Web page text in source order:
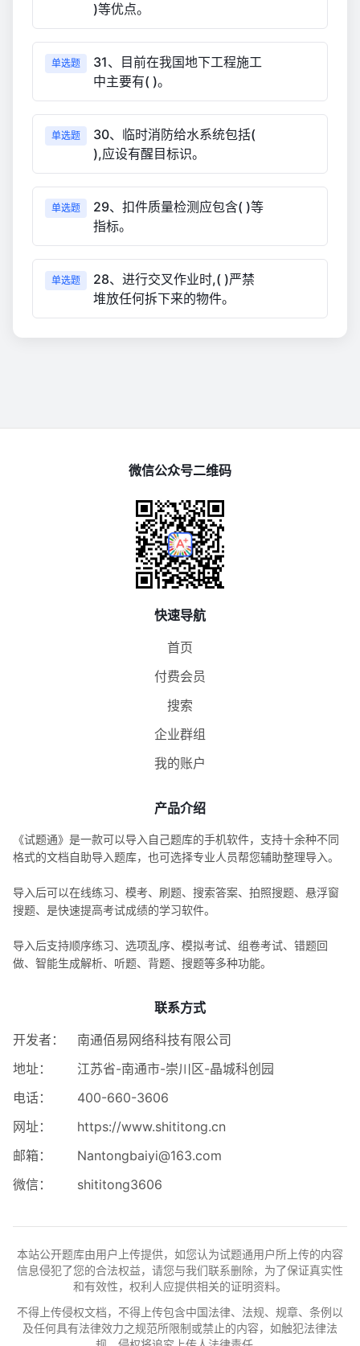
)等优点。
单选题
31、目前在我国地下工程施工
中主要有( )。
单选题
30、临时消防给水系统包括(
),应设有醒目标识。
单选题
29、扣件质量检测应包含( )等
指标。
单选题
28、进行交叉作业时,( )严禁
堆放任何拆下来的物件。
微信公众号二维码
快速导航
首页
付费会员
搜索
企业群组
我的账户
产品介绍
《试题通》是一款可以导入自己题库的手机软件，支持十余种不同
格式的文档自助导入题库，也可选择专业人员帮您辅助整理导入。
导入后可以在线练习、模考、刷题、搜索答案、拍照搜题、悬浮窗
搜题、是快速提高考试成绩的学习软件。
导入后支持顺序练习、选项乱序、模拟考试、组卷考试、错题回
做、智能生成解析、听题、背题、搜题等多种功能。
联系方式
开发者：
南通佰易网络科技有限公司
地址：
江苏省-南通市-崇川区-晶城科创园
电话：
400-660-3606
网址：
https://www.shititong.cn
邮箱：
Nantongbaiyi@163.com
微信：
shititong3606
本站公开题库由用户上传提供，如您认为试题通用户所上传的内容
信息侵犯了您的合法权益，请您与我们联系删除，为了保证真实性
和有效性，权利人应提供相关的证明资料。
不得上传侵权文档，不得上传包含中国法律、法规、规章、条例以
及任何具有法律效力之规范所限制或禁止的内容，如触犯法律法